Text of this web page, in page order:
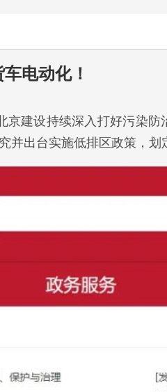
电动化！
建设持续深入打好污染
出台实施低排区政策，划